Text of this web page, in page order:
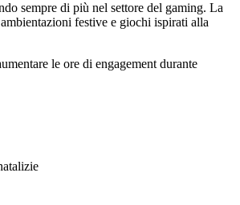
sempre di più nel settore del gaming. La
festive e giochi ispirati alla
le ore di engagement durante